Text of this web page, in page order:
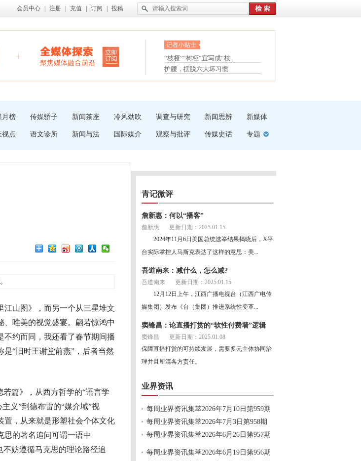
会员中心 注册 充值 订阅 投稿
眼白变红或是结膜下出血
“枝桠”“树桠”宜写成“枝...
夏天缓解疲劳有三招
护腰，摆脱六大坏习惯
受伤了冰敷还是热敷
月榜 传媒骄子 新闻茶座 冷风劲吹 调查与研究 新闻思辨 新媒体
视点 语文诊所 新闻与法 国际媒介 观察与批评 传媒史话 专题
山图》，而另一个从三星堆文
、唯美的视觉盛宴。翩若惊鸿中
不约而同，我还看了春节期间播
“旧时王谢堂前燕”，后者当然
篇》，从西方哲学的“语言学
义”到德布雷的“媒介域”视
置，从来就是形塑社会个体文化
思的著名追问可谓一语中
妨遵循马克思的理论路径追
青记微评
詹新惠：何以“播客”
詹新惠
更新日期：2025.01.15
2024年11月6日美国总统选举结果揭晓后，X平
台实际掌控人马斯克表达了这样的意思：美...
吾道南来：减什么，怎么减?
吾道南来
更新日期：2025.01.15
12月12日上午，江西广播电视台（江西广电传
媒集团）发布《台（集团）推进系统性变革...
窦锋昌：论直播打赏的“软性付费墙”逻辑
窦锋昌
更新日期：2025.01.08
保障直播打赏的可持续发展，需要多元主体协同治
理并且厘清各方责任。
业界资讯
每周业界资讯集萃2026年7月10日第959期
每周业界资讯集萃2026年7月3日第958期
每周业界资讯集萃2026年6月26日第957期
每周业界资讯集萃2026年6月19日第956期